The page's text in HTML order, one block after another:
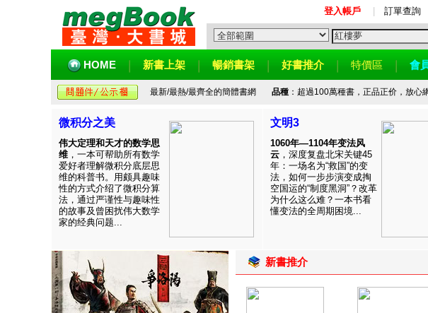
登入帳戶 訂單查詢
HOME 新書上架 暢銷書架 好書推介 特價區 會
最新/最熱/最齊全的簡體書網 品種：超過100萬種書，正品正价，放心
微积分之美
伟大定理和天才的数学思
维 ，一本可帮助所有数学
爱好者理解微积分底层思
维的科普书。用颇具趣味
性的方式介绍了微积分算
法，通过严谨性与趣味性
的故事及曾困扰伟大数学
家的经典问题...
文明3
1060年—1104年变法风
云 ，深度复盘北宋关键45
年：一场名为“救国”的变
法，如何一步步演变成掏
空国运的“制度黑洞”？改革
为什么这么难？一本书看
懂变法的全周期困境...
新書推介